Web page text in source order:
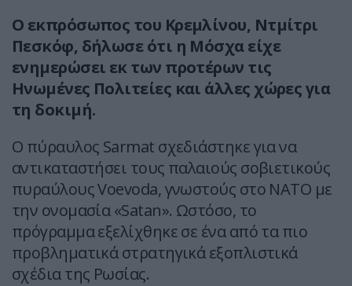
Ο εκπρόσωπος του Κρεμλίνου, Ντμίτρι
Πεσκόφ, δήλωσε ότι η Μόσχα είχε
ενημερώσει εκ των προτέρων τις
Ηνωμένες Πολιτείες και άλλες χώρες για
τη δοκιμή.
Ο πύραυλος Sarmat σχεδιάστηκε για να
αντικαταστήσει τους παλαιούς σοβιετικούς
πυραύλους Voevoda, γνωστούς στο NATO με
την ονομασία «Satan». Ωστόσο, το
πρόγραμμα εξελίχθηκε σε ένα από τα πιο
προβληματικά στρατηγικά εξοπλιστικά
σχέδια της Ρωσίας.